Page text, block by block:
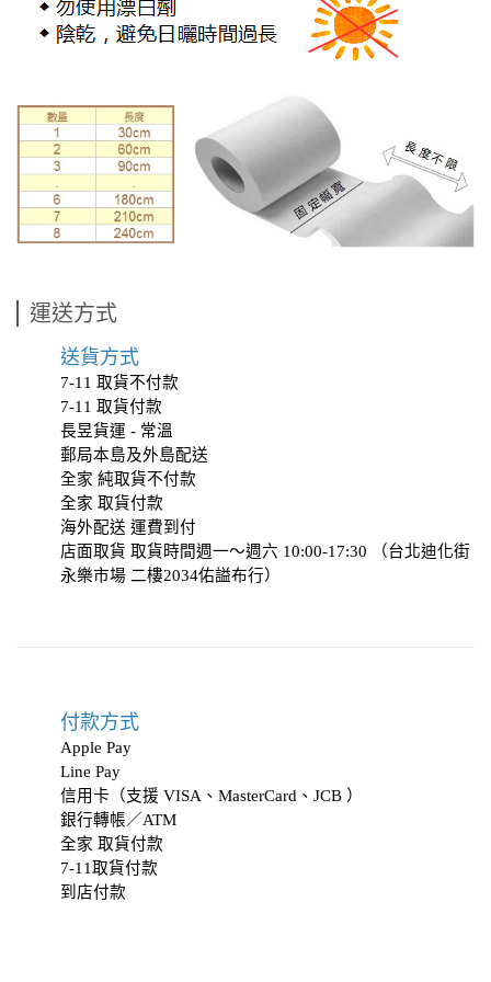
運送方式
送貨方式
7-11 取貨不付款
7-11 取貨付款
長昱貨運 - 常溫
郵局本島及外島配送
全家 純取貨不付款
全家 取貨付款
海外配送 運費到付
店面取貨 取貨時間週一～週六 10:00-17:30 （台北迪化街
永樂市場 二樓2034佑謚布行）
付款方式
Apple Pay
Line Pay
信用卡（支援 VISA、MasterCard、JCB ）
銀行轉帳／ATM
全家 取貨付款
7-11取貨付款
到店付款